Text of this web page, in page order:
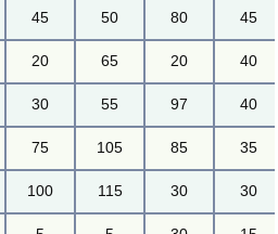
45 50 80 45
20 65 20 40
30 55 97 40
75 105 85 35
100 115 30 30